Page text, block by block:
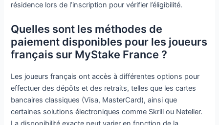
résidence lors de l’inscription pour vérifier l’éligibilité.
Quelles sont les méthodes de
paiement disponibles pour les joueurs
français sur MyStake France ?
Les joueurs français ont accès à différentes options pour
effectuer des dépôts et des retraits, telles que les cartes
bancaires classiques (Visa, MasterCard), ainsi que
certaines solutions électroniques comme Skrill ou Neteller.